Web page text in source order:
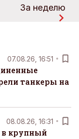
За неделю
07.08.26, 16:51
танкеры на
08.08.26, 16:31
в крупный